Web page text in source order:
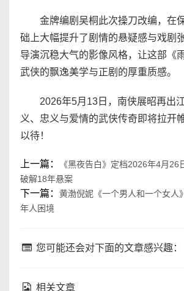
金牌编剧吴桐此次操刀改编，在
础上大幅提升了剧情的悬疑感与戏剧
导演沉稳大气的影像风格，让这部《
武侠的飘逸美学与正剧的厚重质感。
2026年5月13日，南侠展昭再出江
义、忠义与爱情的武侠传奇即将拉开
以待！
上一篇：
《黑夜告白》定档2026年4月26
破解18年悬案
下一篇： 黄渤倪妮《一个男人和一个女人
年人困境
您可能还会对下面的文章感兴趣：
相关文章